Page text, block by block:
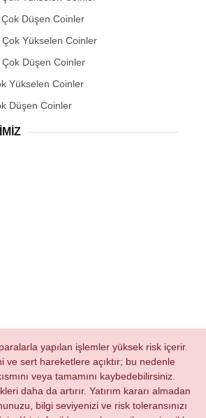
Düşen Coinler
Yükselen Coinler
Düşen Coinler
Yükselen Coinler
Düşen Coinler
yapılan işlemler yüksek risk içerir.
ve sert hareketlere açıktır; bu nedenle
veya tamamını kaybedebilirsiniz.
daha da artırır. Yatırım kararı almadan
bilgi seviyenizi ve risk toleransınızı